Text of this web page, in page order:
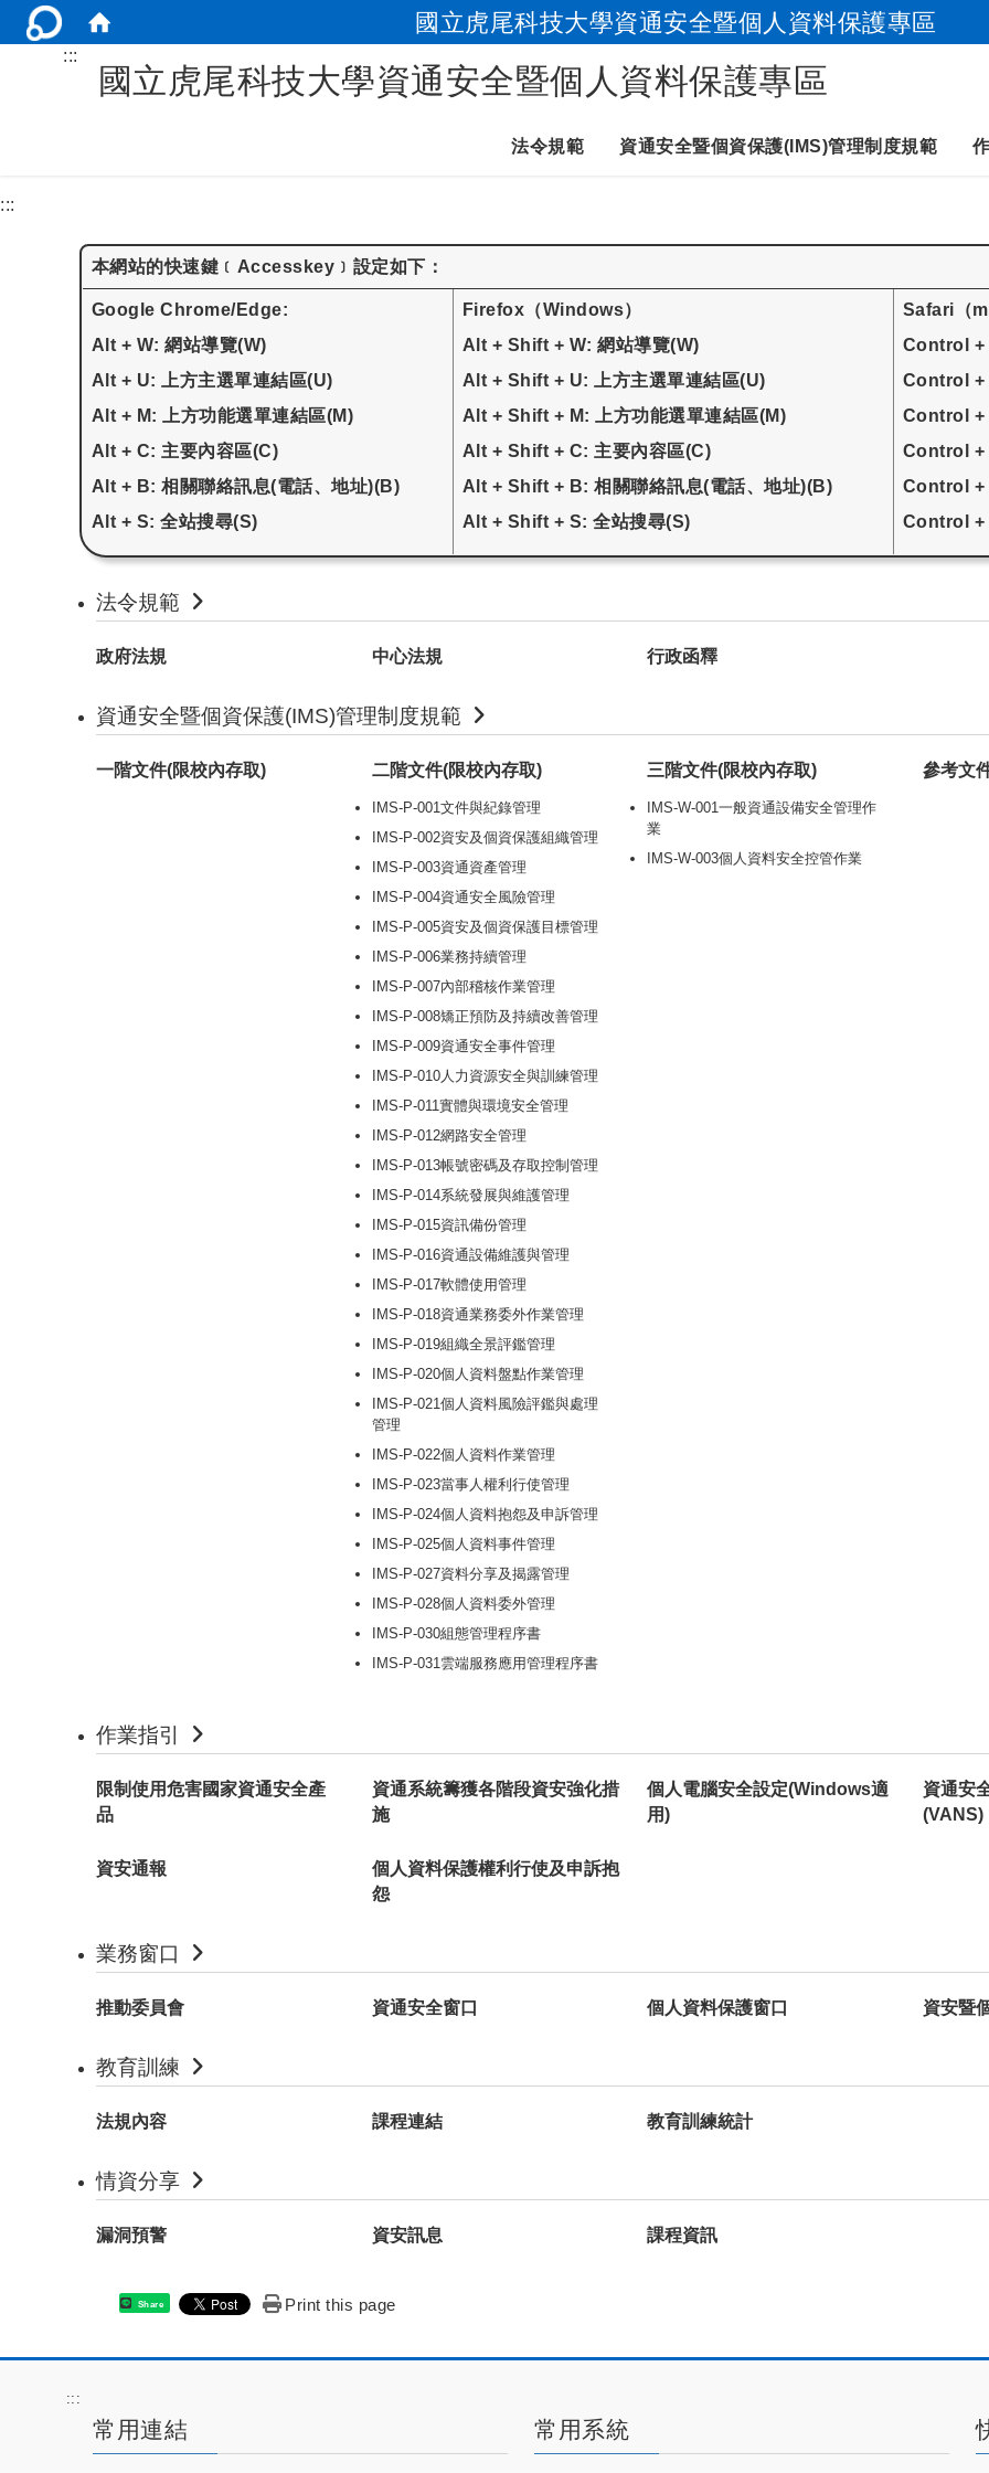
國立虎尾科技大學資通安全暨個人資料保護專區
跳到主要內容
:::
國立虎尾科技大學資通安全暨個人資料保護專區
法令規範 資通安全暨個資保護(IMS)管理制度規範
:::
本網站的快速鍵﹝Accesskey﹞設定如下：
Google Chrome/Edge:
Alt + W: 網站導覽(W)
Alt + U: 上方主選單連結區(U)
Alt + M: 上方功能選單連結區(M)
Alt + C: 主要內容區(C)
Alt + B: 相關聯絡訊息(電話、地址)(B)
Alt + S: 全站搜尋(S)
Firefox（Windows）
Alt + Shift + W: 網站導覽(W)
Alt + Shift + U: 上方主選單連結區(U)
Alt + Shift + M: 上方功能選單連結區(M)
Alt + Shift + C: 主要內容區(C)
Alt + Shift + B: 相關聯絡訊息(電話、地址)(B)
Alt + Shift + S: 全站搜尋(S)
Safari（
Control +
Control +
Control +
Control +
Control +
Control +
法令規範
政府法規 中心法規 行政函釋
資通安全暨個資保護(IMS)管理制度規範
一階文件(限校內存取) 二階文件(限校內存取)
IMS-P-001文件與紀錄管理
IMS-P-002資安及個資保護組織管理
IMS-P-003資通資產管理
IMS-P-004資通安全風險管理
IMS-P-005資安及個資保護目標管理
IMS-P-006業務持續管理
IMS-P-007內部稽核作業管理
IMS-P-008矯正預防及持續改善管理
IMS-P-009資通安全事件管理
IMS-P-010人力資源安全與訓練管理
IMS-P-011實體與環境安全管理
IMS-P-012網路安全管理
IMS-P-013帳號密碼及存取控制管理
IMS-P-014系統發展與維護管理
IMS-P-015資訊備份管理
IMS-P-016資通設備維護與管理
IMS-P-017軟體使用管理
IMS-P-018資通業務委外作業管理
IMS-P-019組織全景評鑑管理
IMS-P-020個人資料盤點作業管理
IMS-P-021個人資料風險評鑑與處理
管理
IMS-P-022個人資料作業管理
IMS-P-023當事人權利行使管理
IMS-P-024個人資料抱怨及申訴管理
IMS-P-025個人資料事件管理
IMS-P-027資料分享及揭露管理
IMS-P-028個人資料委外管理
IMS-P-030組態管理程序書
IMS-P-031雲端服務應用管理程序書
三階文件(限校內存取)
IMS-W-001一般資通設備安全管理作
業
IMS-W-003個人資料安全控管作業
參考文
作業指引
限制使用危害國家資通安全產
品
資通系統籌獲各階段資安強化措
施
個人電腦安全設定(Windows適
用)
資通安
(VANS)
資安通報
個人資料保護權利行使及申訴抱
怨
業務窗口
推動委員會 資通安全窗口 個人資料保護窗口 資安暨
教育訓練
法規內容 課程連結 教育訓練統計
情資分享
漏洞預警 資安訊息 課程資訊
Share Print this page
:::
常用連結 常用系統